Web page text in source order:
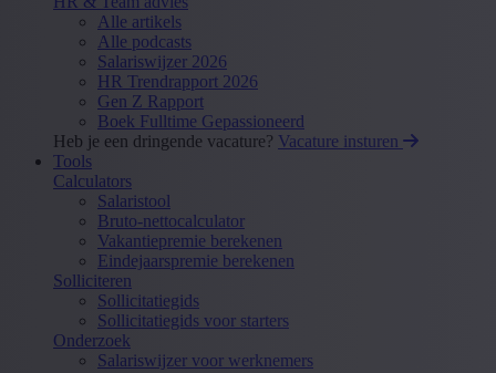
Alle artikels
Alle podcasts
Salariswijzer 2026
HR Trendrapport 2026
Gen Z Rapport
Boek Fulltime Gepassioneerd
Heb je een dringende vacature? Vacature insturen
Tools
Calculators
Salaristool
Bruto-nettocalculator
Vakantiepremie berekenen
Eindejaarspremie berekenen
Solliciteren
Sollicitatiegids
Sollicitatiegids voor starters
Onderzoek
Salariswijzer voor werknemers